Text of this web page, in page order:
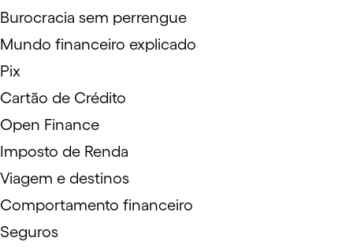
Burocracia sem perrengue
Mundo financeiro explicado
Pix
Cartão de Crédito
Open Finance
Imposto de Renda
Viagem e destinos
Comportamento financeiro
Seguros